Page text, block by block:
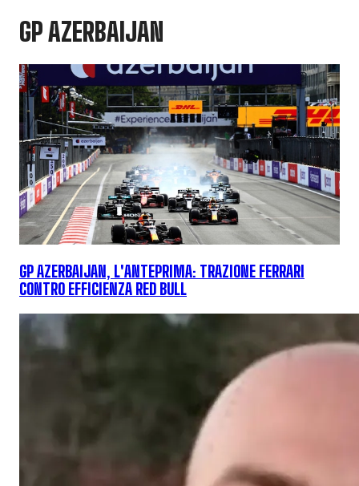
GP AZERBAIJAN
GP AZERBAIJAN, L'ANTEPRIMA: TRAZIONE FERRARI
CONTRO EFFICIENZA RED BULL